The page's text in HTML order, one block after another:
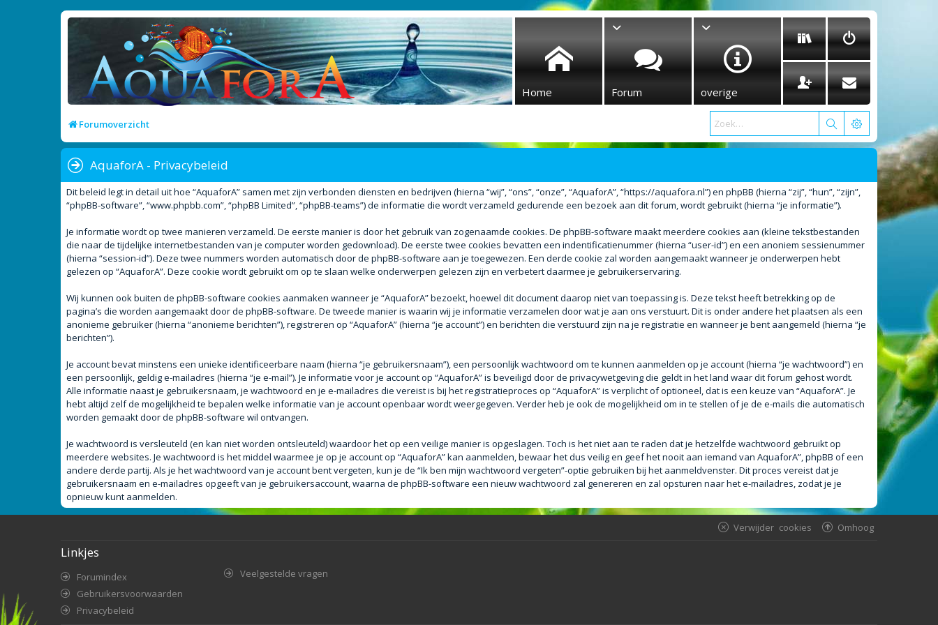
Home Forum overige
Forumoverzicht
AquaforA - Privacybeleid
Dit beleid legt in detail uit hoe “AquaforA” samen met zijn verbonden diensten en bedrijven (hierna “wij”, “ons”, “onze”, “AquaforA”, “https://aquafora.nl”) en phpBB (hierna “zij”, “hun”, “zijn”,
“phpBB-software”, “www.phpbb.com”, “phpBB Limited”, “phpBB-teams”) de informatie die wordt verzameld gedurende een bezoek aan dit forum, wordt gebruikt (hierna “je informatie”).
Je informatie wordt op twee manieren verzameld. De eerste manier is door het gebruik van zogenaamde cookies. De phpBB-software maakt meerdere cookies aan (kleine tekstbestanden
die naar de tijdelijke internetbestanden van je computer worden gedownload). De eerste twee cookies bevatten een indentificatienummer (hierna “user-id”) en een anoniem sessienummer
(hierna “session-id”). Deze twee nummers worden automatisch door de phpBB-software aan je toegewezen. Een derde cookie zal worden aangemaakt wanneer je onderwerpen hebt
gelezen op “AquaforA”. Deze cookie wordt gebruikt om op te slaan welke onderwerpen gelezen zijn en verbetert daarmee je gebruikerservaring.
Wij kunnen ook buiten de phpBB-software cookies aanmaken wanneer je “AquaforA” bezoekt, hoewel dit document daarop niet van toepassing is. Deze tekst heeft betrekking op de
pagina’s die worden aangemaakt door de phpBB-software. De tweede manier is waarin wij je informatie verzamelen door wat je aan ons verstuurt. Dit is onder andere het plaatsen als een
anonieme gebruiker (hierna “anonieme berichten”), registreren op “AquaforA” (hierna “je account”) en berichten die verstuurd zijn na je registratie en wanneer je bent aangemeld (hierna “je
berichten”).
Je account bevat minstens een unieke identificeerbare naam (hierna “je gebruikersnaam”), een persoonlijk wachtwoord om te kunnen aanmelden op je account (hierna “je wachtwoord”) en
een persoonlijk, geldig e-mailadres (hierna “je e-mail”). Je informatie voor je account op “AquaforA” is beveiligd door de privacywetgeving die geldt in het land waar dit forum gehost wordt.
Alle informatie naast je gebruikersnaam, je wachtwoord en je e-mailadres die vereist is bij het registratieproces op “AquaforA” is verplicht of optioneel, dat is een keuze van “AquaforA”. Je
hebt altijd zelf de mogelijkheid te bepalen welke informatie van je account openbaar wordt weergegeven. Verder heb je ook de mogelijkheid om in te stellen of je de e-mails die automatisch
worden gemaakt door de phpBB-software wil ontvangen.
Je wachtwoord is versleuteld (en kan niet worden ontsleuteld) waardoor het op een veilige manier is opgeslagen. Toch is het niet aan te raden dat je hetzelfde wachtwoord gebruikt op
meerdere websites. Je wachtwoord is het middel waarmee je op je account op “AquaforA” kan aanmelden, bewaar het dus veilig en geef het nooit aan iemand van AquaforA”, phpBB of een
andere derde partij. Als je het wachtwoord van je account bent vergeten, kun je de “Ik ben mijn wachtwoord vergeten”-optie gebruiken bij het aanmeldvenster. Dit proces vereist dat je
gebruikersnaam en e-mailadres opgeeft van je gebruikersaccount, waarna de phpBB-software een nieuw wachtwoord zal genereren en zal opsturen naar het e-mailadres, zodat je je
opnieuw kunt aanmelden.
Omhoog
Verwijder cookies
Linkjes
Forumindex
Gebruikersvoorwaarden
Privacybeleid
Veelgestelde vragen